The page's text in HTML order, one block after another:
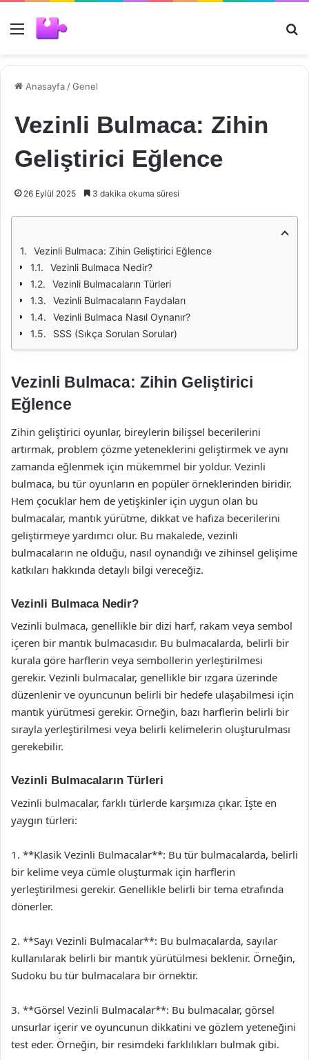
Menü
Anasayfa /Genel
Vezinli Bulmaca: Zihin
Geliştirici Eğlence
26 Eylül 2025 3 dakika okuma süresi
Vezinli Bulmaca: Zihin Geliştirici Eğlence
Vezinli Bulmaca Nedir?
Vezinli Bulmacaların Türleri
Vezinli Bulmacaların Faydaları
Vezinli Bulmaca Nasıl Oynanır?
SSS (Sıkça Sorulan Sorular)
Vezinli Bulmaca: Zihin Geliştirici
Eğlence
Zihin geliştirici oyunlar, bireylerin bilişsel becerilerini
artırmak, problem çözme yeteneklerini geliştirmek ve aynı
zamanda eğlenmek için mükemmel bir yoldur. Vezinli
bulmaca, bu tür oyunların en popüler örneklerinden biridir.
Hem çocuklar hem de yetişkinler için uygun olan bu
bulmacalar, mantık yürütme, dikkat ve hafıza becerilerini
geliştirmeye yardımcı olur. Bu makalede, vezinli
bulmacaların ne olduğu, nasıl oynandığı ve zihinsel gelişime
katkıları hakkında detaylı bilgi vereceğiz.
Vezinli Bulmaca Nedir?
Vezinli bulmaca, genellikle bir dizi harf, rakam veya sembol
içeren bir mantık bulmacasıdır. Bu bulmacalarda, belirli bir
kurala göre harflerin veya sembollerin yerleştirilmesi
gerekir. Vezinli bulmacalar, genellikle bir ızgara üzerinde
düzenlenir ve oyuncunun belirli bir hedefe ulaşabilmesi için
mantık yürütmesi gerekir. Örneğin, bazı harflerin belirli bir
sırayla yerleştirilmesi veya belirli kelimelerin oluşturulması
gerekebilir.
Vezinli Bulmacaların Türleri
Vezinli bulmacalar, farklı türlerde karşımıza çıkar. İşte en
yaygın türleri:
1. **Klasik Vezinli Bulmacalar**: Bu tür bulmacalarda, belirli
bir kelime veya cümle oluşturmak için harflerin
yerleştirilmesi gerekir. Genellikle belirli bir tema etrafında
dönerler.
2. **Sayı Vezinli Bulmacalar**: Bu bulmacalarda, sayılar
kullanılarak belirli bir mantık yürütülmesi beklenir. Örneğin,
Sudoku bu tür bulmacalara bir örnektir.
3. **Görsel Vezinli Bulmacalar**: Bu bulmacalar, görsel
unsurlar içerir ve oyuncunun dikkatini ve gözlem yeteneğini
test eder. Örneğin, bir resimdeki farklılıkları bulmak gibi.